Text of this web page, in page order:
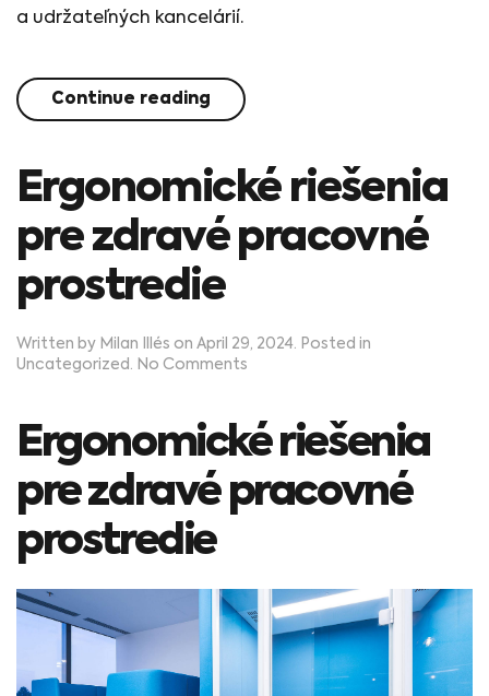
a udržateľných kancelárií.
Continue reading
Ergonomické riešenia
pre zdravé pracovné
prostredie
Written by Milan Illés on April 29, 2024. Posted in
Uncategorized . No Comments
pre
zdravé
prostredie
Ergonomické riešenia
pre zdravé pracovné
prostredie